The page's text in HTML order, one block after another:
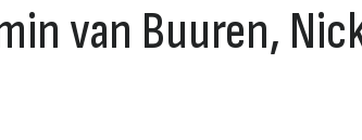
van Buuren,